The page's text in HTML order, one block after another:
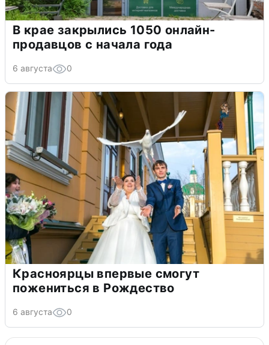
В крае закрылись 1050 онлайн-
продавцов с начала года
6 августа 0
Красноярцы впервые смогут
пожениться в Рождество
6 августа 0